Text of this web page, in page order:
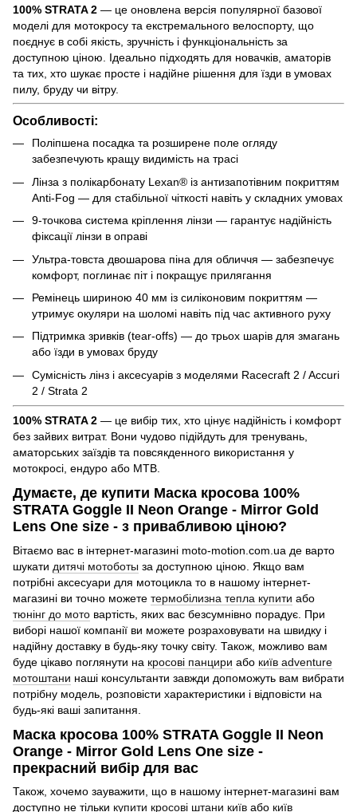
100% STRATA 2 — це оновлена версія популярної базової
моделі для мотокросу та екстремального велоспорту, що
поєднує в собі якість, зручність і функціональність за
доступною ціною. Ідеально підходять для новачків, аматорів
та тих, хто шукає просте і надійне рішення для їзди в умовах
пилу, бруду чи вітру.
Особливості:
Поліпшена посадка та розширене поле огляду
забезпечують кращу видимість на трасі
Лінза з полікарбонату Lexan® із антизапотівним покриттям
Anti-Fog — для стабільної чіткості навіть у складних умовах
9-точкова система кріплення лінзи — гарантує надійність
фіксації лінзи в оправі
Ультра-товста двошарова піна для обличчя — забезпечує
комфорт, поглинає піт і покращує прилягання
Ремінець шириною 40 мм із силіконовим покриттям —
утримує окуляри на шоломі навіть під час активного руху
Підтримка зривків (tear-offs) — до трьох шарів для змагань
або їзди в умовах бруду
Сумісність лінз і аксесуарів з моделями Racecraft 2 / Accuri
2 / Strata 2
100% STRATA 2 — це вибір тих, хто цінує надійність і комфорт
без зайвих витрат. Вони чудово підійдуть для тренувань,
аматорських заїздів та повсякденного використання у
мотокросі, ендуро або MTB.
Думаєте, де купити Маска кросова 100%
STRATA Goggle II Neon Orange - Mirror Gold
Lens One size - з привабливою ціною?
Вітаємо вас в інтернет-магазині moto-motion.com.ua де варто
шукати дитячі мотоботы за доступною ціною. Якщо вам
потрібні аксесуари для мотоцикла то в нашому інтернет-
магазині ви точно можете термобілизна тепла купити або
тюнінг до мото вартість, яких вас безсумнівно порадує. При
виборі нашої компанії ви можете розраховувати на швидку і
надійну доставку в будь-яку точку світу. Також, можливо вам
буде цікаво поглянути на кросові панцири або київ adventure
мотоштани наші консультанти завжди допоможуть вам вибрати
потрібну модель, розповісти характеристики і відповісти на
будь-які ваші запитання.
Маска кросова 100% STRATA Goggle II Neon
Orange - Mirror Gold Lens One size -
прекрасний вибір для вас
Також, хочемо зауважити, що в нашому інтернет-магазині вам
доступно не тільки купити кросові штани київ або київ